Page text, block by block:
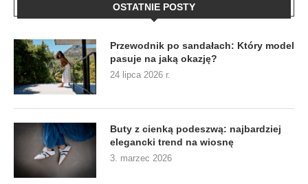
OSTATNIE POSTY
Przewodnik po sandałach: Który model
pasuje na jaką okazję?
24 lipca 2026 r.
Buty z cienką podeszwą: najbardziej
elegancki trend na wiosnę
3. marzec 2026